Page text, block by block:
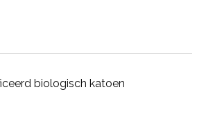
biologisch katoen